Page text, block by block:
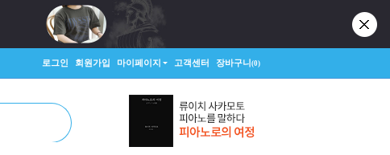
로그인 회원가입 마이페이지 고객센터 장바구니(0)